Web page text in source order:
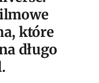
które
długo